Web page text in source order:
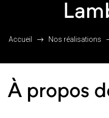
Accueil Nos réalisations
À propos